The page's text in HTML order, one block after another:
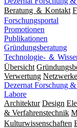
Beratung ＆ Kontakt
Forschungsportal
Promotionen
Publikationen
Gründungsberatung
Technologie- ＆
Übersicht
Verwertung Netzwerke
Dezernat Forschung
Labore
Architektur Design
& Verfahrenstechnik
Kulturwissenschaften